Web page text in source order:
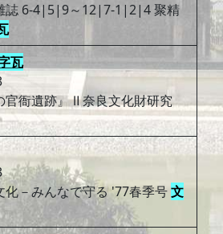
誌 6-4|5|9～12|7-1|2|4 聚精
瓦
衙遺跡』 Ⅱ 奈良文化財研究
化－みんなで守る '77春季号文